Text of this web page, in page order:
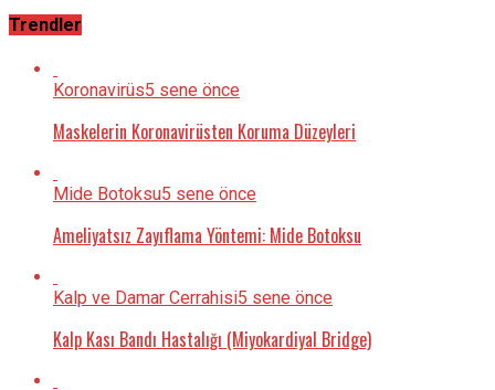
Trendler
Koronavirüs5 sene önce
Maskelerin Koronavirüsten Koruma Düzeyleri
Mide Botoksu5 sene önce
Ameliyatsız Zayıflama Yöntemi: Mide Botoksu
Kalp ve Damar Cerrahisi5 sene önce
Kalp Kası Bandı Hastalığı (Miyokardiyal Bridge)